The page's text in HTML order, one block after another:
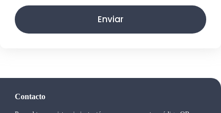
Enviar
Contacto